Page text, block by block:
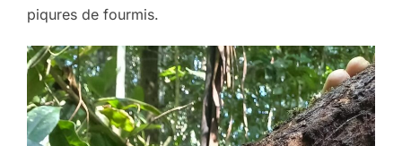
piqures de fourmis.